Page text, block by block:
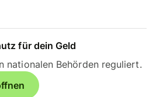
für dein Geld
nationalen Behörden reguliert.